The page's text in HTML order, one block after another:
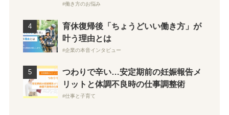
働き方のお悩み
育休復帰後「ちょうどいい働き方」が
叶う理由とは
企業の本音インタビュー
つわりで辛い…安定期前の妊娠報告メ
リットと体調不良時の仕事調整術
仕事と子育て